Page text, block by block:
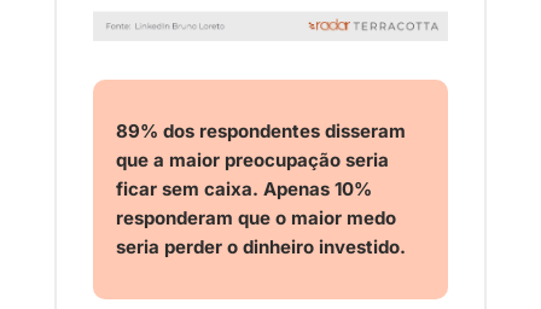
89% dos respondentes disseram
que a maior preocupação seria
ficar sem caixa. Apenas 10%
responderam que o maior medo
seria perder o dinheiro investido.